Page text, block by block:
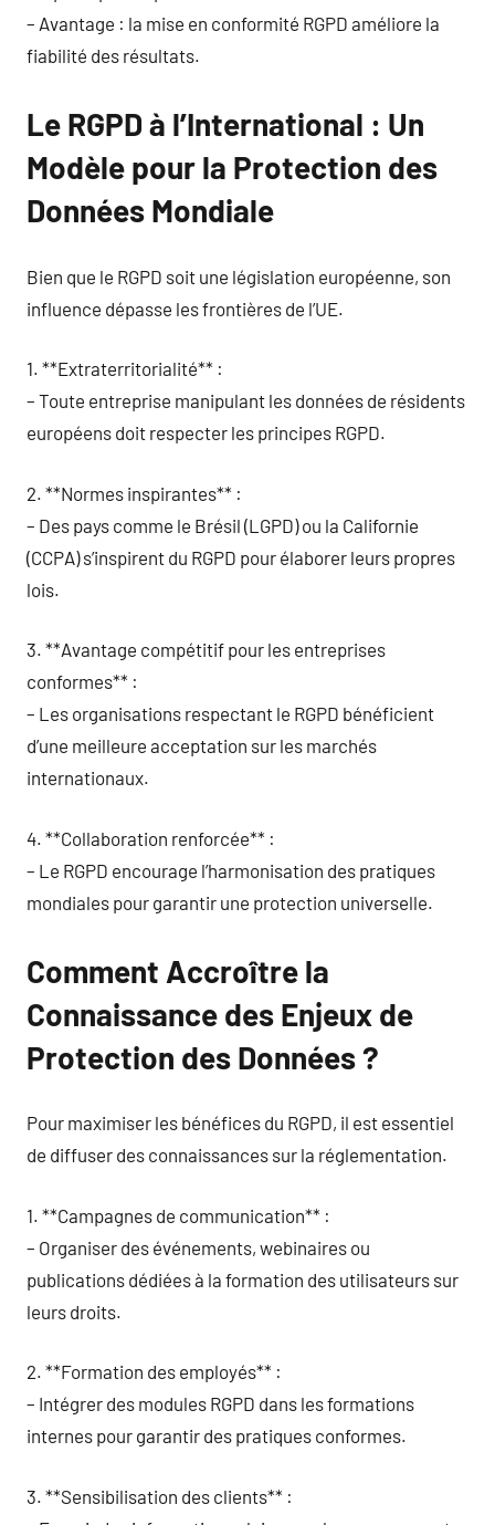
– Avantage : la mise en conformité RGPD améliore la
fiabilité des résultats.
Le RGPD à l’International : Un
Modèle pour la Protection des
Données Mondiale
Bien que le RGPD soit une législation européenne, son
influence dépasse les frontières de l’UE.
1. **Extraterritorialité** :
– Toute entreprise manipulant les données de résidents
européens doit respecter les principes RGPD.
2. **Normes inspirantes** :
– Des pays comme le Brésil (LGPD) ou la Californie
(CCPA) s’inspirent du RGPD pour élaborer leurs propres
lois.
3. **Avantage compétitif pour les entreprises
conformes** :
– Les organisations respectant le RGPD bénéficient
d’une meilleure acceptation sur les marchés
internationaux.
4. **Collaboration renforcée** :
– Le RGPD encourage l’harmonisation des pratiques
mondiales pour garantir une protection universelle.
Comment Accroître la
Connaissance des Enjeux de
Protection des Données ?
Pour maximiser les bénéfices du RGPD, il est essentiel
de diffuser des connaissances sur la réglementation.
1. **Campagnes de communication** :
– Organiser des événements, webinaires ou
publications dédiées à la formation des utilisateurs sur
leurs droits.
2. **Formation des employés** :
– Intégrer des modules RGPD dans les formations
internes pour garantir des pratiques conformes.
3. **Sensibilisation des clients** :